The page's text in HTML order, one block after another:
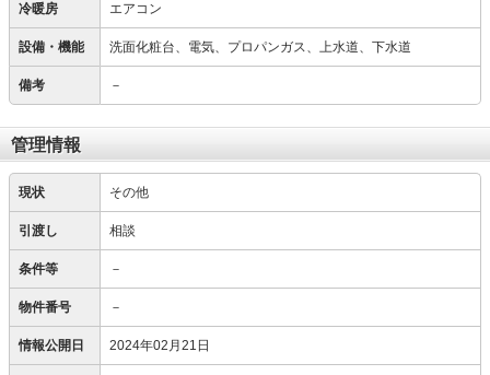
冷暖房 エアコン
設備・機能 洗面化粧台、電気、プロパンガス、上水道、下水道
備考 －
管理情報
現状 その他
引渡し 相談
条件等 －
物件番号 －
情報公開日 2024年02月21日